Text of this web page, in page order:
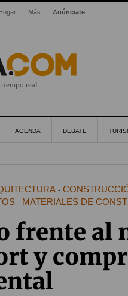
Más Anúnciate
real
AGENDA DEBATE
-
- MATERIALES DE
frente al
y